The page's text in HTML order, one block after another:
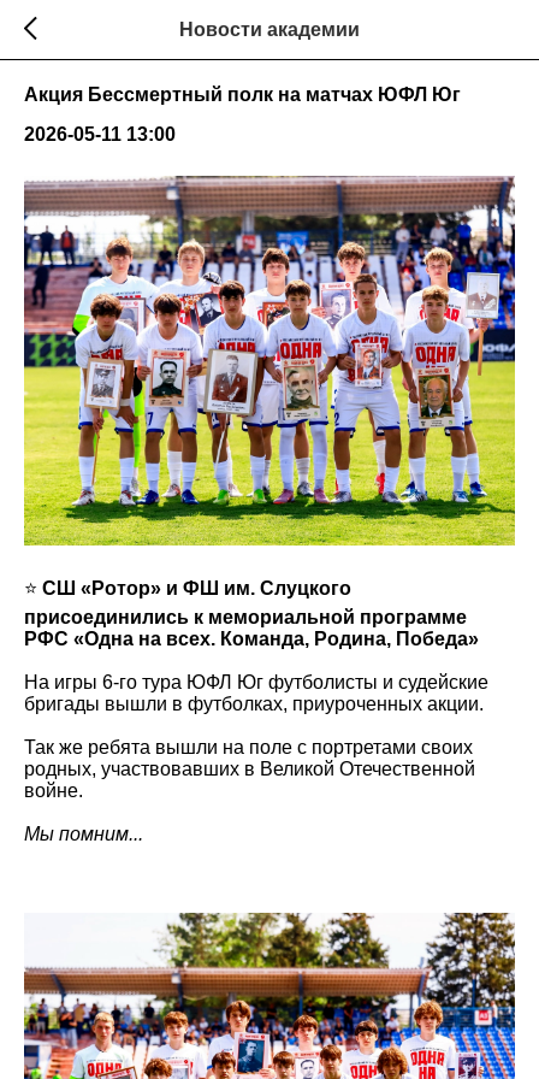
Новости академии
Акция Бессмертный полк на матчах ЮФЛ Юг
2026-05-11 13:00
⭐️ СШ «Ротор» и ФШ им. Слуцкого
присоединились к мемориальной программе
РФС «Одна на всех. Команда, Родина, Победа»
На игры 6-го тура ЮФЛ Юг футболисты и судейские
бригады вышли в футболках, приуроченных акции.
Так же ребята вышли на поле с портретами своих
родных, участвовавших в Великой Отечественной
войне.
Мы помним...